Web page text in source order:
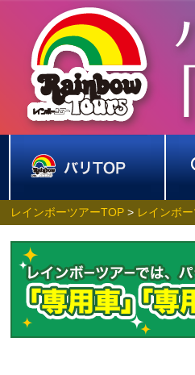
レインボーツアーTOP > レインボ